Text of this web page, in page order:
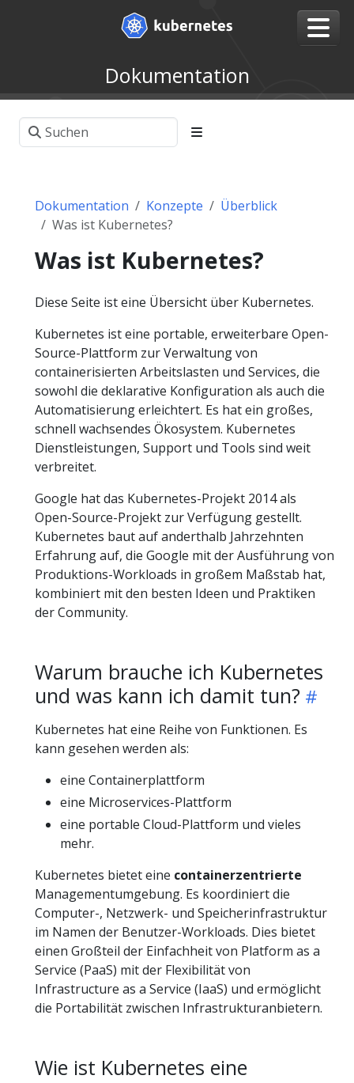
Dokumentation
Dokumentation Konzepte
Überblick
Was ist Kubernetes?
Was ist Kubernetes?
Diese Seite ist eine Übersicht über Kubernetes.
Kubernetes ist eine portable, erweiterbare Open-
Source-Plattform zur Verwaltung von
containerisierten Arbeitslasten und Services, die
sowohl die deklarative Konfiguration als auch die
Automatisierung erleichtert. Es hat ein großes,
schnell wachsendes Ökosystem. Kubernetes
Dienstleistungen, Support und Tools sind weit
verbreitet.
Google hat das Kubernetes-Projekt 2014 als
Open-Source-Projekt zur Verfügung gestellt.
Kubernetes baut auf anderthalb Jahrzehnten
Erfahrung auf, die Google mit der Ausführung von
Produktions-Workloads in großem Maßstab hat,
kombiniert mit den besten Ideen und Praktiken
der Community.
Warum brauche ich Kubernetes
und was kann ich damit tun?
Kubernetes hat eine Reihe von Funktionen. Es
kann gesehen werden als:
eine Containerplattform
eine Microservices-Plattform
eine portable Cloud-Plattform und vieles
mehr.
Kubernetes bietet eine containerzentrierte
Managementumgebung. Es koordiniert die
Computer-, Netzwerk- und Speicherinfrastruktur
im Namen der Benutzer-Workloads. Dies bietet
einen Großteil der Einfachheit von Platform as a
Service (PaaS) mit der Flexibilität von
Infrastructure as a Service (IaaS) und ermöglicht
die Portabilität zwischen Infrastrukturanbietern.
Wie ist Kubernetes eine